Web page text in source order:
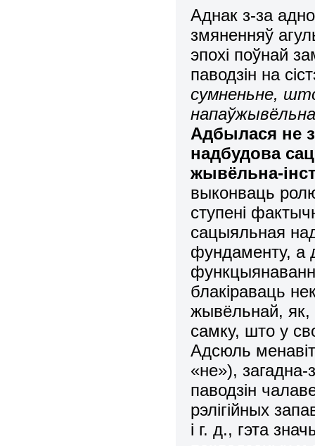
Аднак з-за
змяненняў
эпохі поўнай
паводзін на
сумненьне,
Адбылася не
надбудова
жывёльна-
выконваць
ступені
сацыяльная
фундаменту, а
блакіраваць
жывёльнай, як,
самку, што у
Адсюль
«не»),
паводзін
рэлігійных
і г. д., гэта